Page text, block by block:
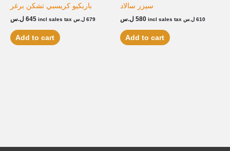
باربكيو كريسبي تشكن برغر
645 ل.س incl sales tax 679 ل.س
Add to cart
سيزر سالاد
580 ل.س incl sales tax 610 ل.س
Add to cart